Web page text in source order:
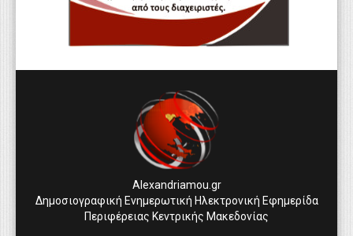
Alexandriamou.gr
Δημοσιογραφική Ενημερωτική Ηλεκτρονική Εφημερίδα
Περιφέρειας Κεντρικής Μακεδονίας